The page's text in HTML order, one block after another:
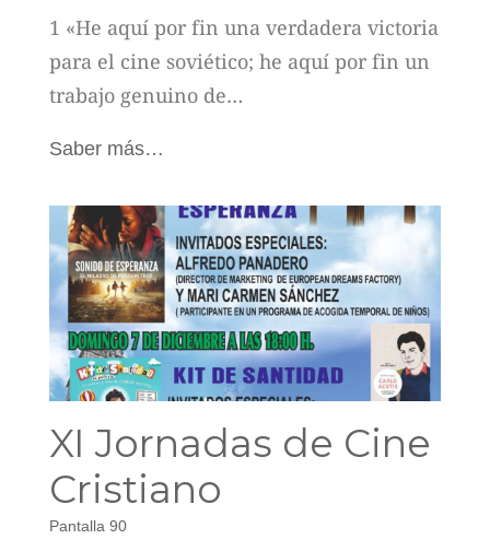
1 «He aquí por fin una verdadera victoria
para el cine soviético; he aquí por fin un
trabajo genuino de…
Saber más…
XI Jornadas de Cine
Cristiano
Pantalla 90